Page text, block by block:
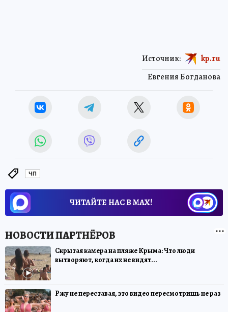
Евгения Богданова
Источник: kp.ru
ЧП
ЧИТАЙТЕ НАС В МАХ!
Скрытая камера на пляже Крыма: Что люди
вытворяют, когда их не видят...
Ржу не переставая, это видео пересмотришь не раз